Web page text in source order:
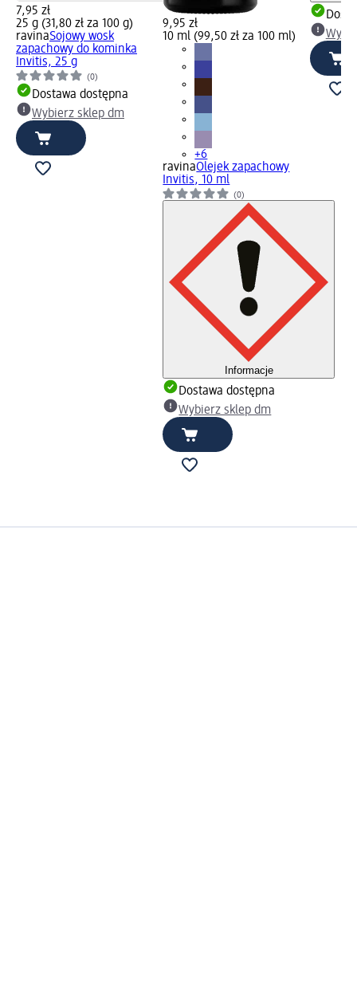
7,95 zł
25 g (31,80 zł za 100 g)
ravinaSojowy wosk
zapachowy do kominka
Invitis, 25 g
(0)
Dostawa dostępna
Wybierz sklep dm
9,95 zł
10 ml (99,50 zł za 100 ml)
+6
ravinaOlejek zapachowy
Invitis, 10 ml
(0)
Informacje
Dostawa dostępna
Wybierz sklep dm